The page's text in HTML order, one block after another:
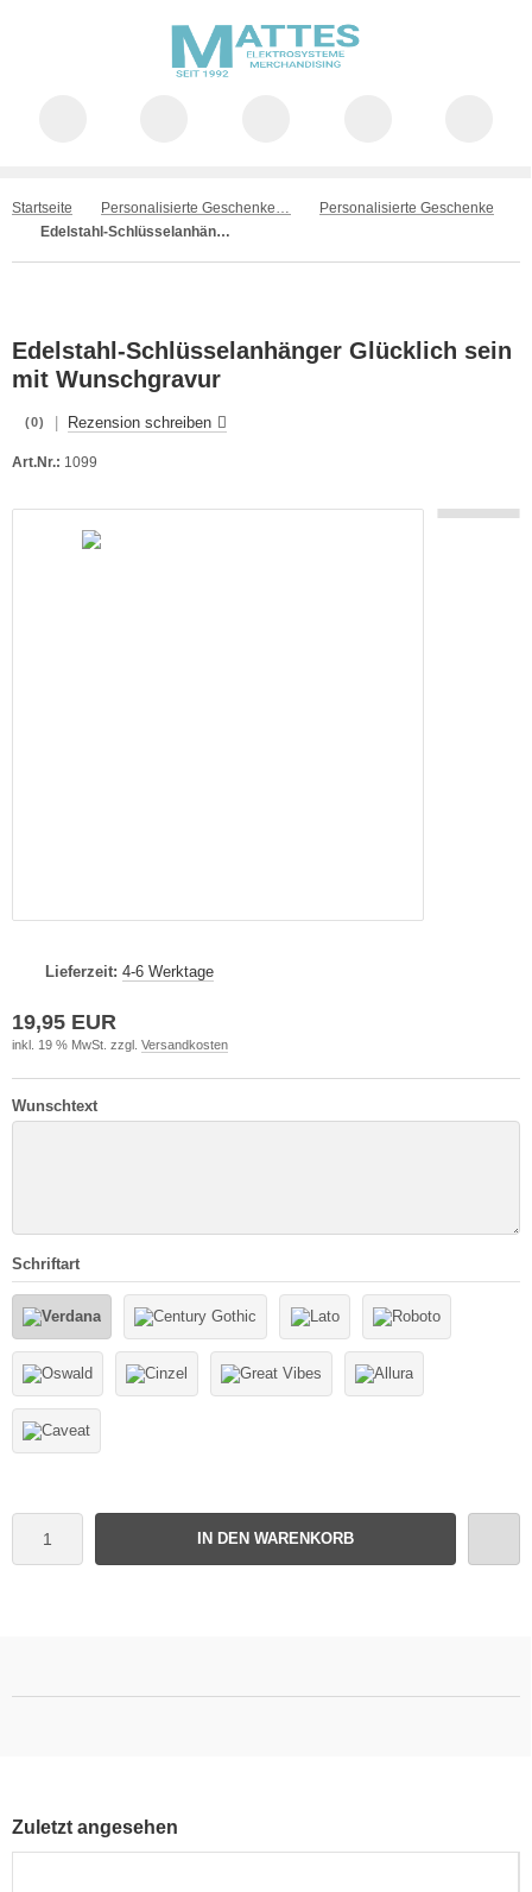
Startseite Personalisierte Geschenke & Werbeartikel
Personalisierte Geschenke
Edelstahl-Schlüsselanhänger Glücklich sein mit Wunschgravur
Edelstahl-Schlüsselanhänger Glücklich sein
mit Wunschgravur
(0) Rezension schreiben
Art.Nr.: 1099
Lieferzeit: 4-6 Werktage
19,95 EUR
inkl. 19 % MwSt. zzgl. Versandkosten
Wunschtext
Schriftart
IN DEN WARENKORB
Zuletzt angesehen